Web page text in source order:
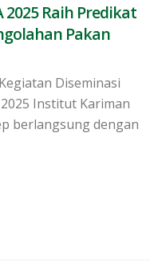
2025 Raih Predikat
Pakan
Diseminasi
Institut Kariman
berlangsung dengan